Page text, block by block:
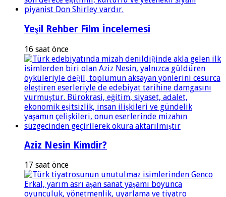
Yeşil Rehber Film İncelemesi
16 saat önce
Aziz Nesin Kimdir?
17 saat önce